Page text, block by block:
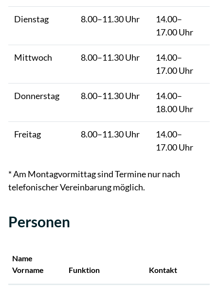
Dienstag 8.00–11.30 Uhr
14.00–
17.00 Uhr
Mittwoch 8.00–11.30 Uhr
14.00–
17.00 Uhr
Donnerstag 8.00–11.30 Uhr
14.00–
18.00 Uhr
Freitag 8.00–11.30 Uhr
14.00–
17.00 Uhr
* Am Montagvormittag sind Termine nur nach
telefonischer Vereinbarung möglich.
Personen
Name
Vorname
Funktion Kontakt